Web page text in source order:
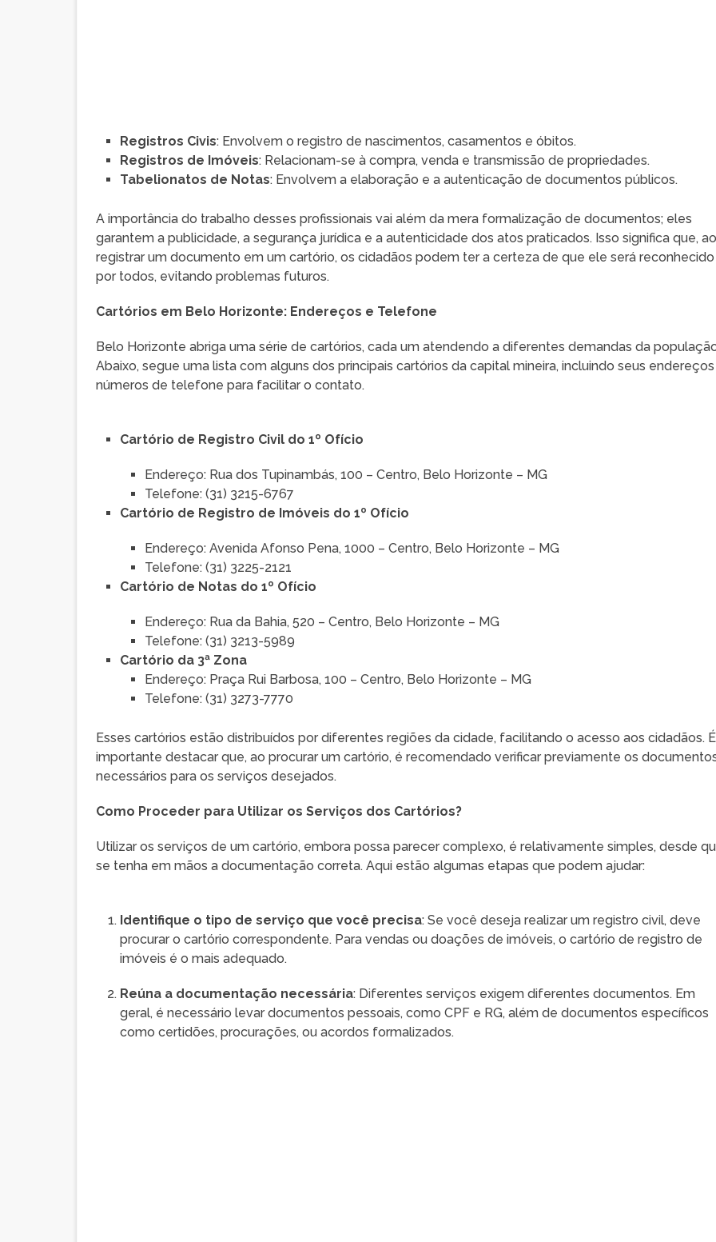
Registros Civis: Envolvem o registro de nascimentos, casamentos e óbitos.
Registros de Imóveis: Relacionam-se à compra, venda e transmissão de propriedades.
Tabelionatos de Notas: Envolvem a elaboração e a autenticação de documentos públicos.
A importância do trabalho desses profissionais vai além da mera formalização de documentos; eles
garantem a publicidade, a segurança jurídica e a autenticidade dos atos praticados. Isso significa que, ao
registrar um documento em um cartório, os cidadãos podem ter a certeza de que ele será reconhecido
por todos, evitando problemas futuros.
Cartórios em Belo Horizonte: Endereços e Telefone
Belo Horizonte abriga uma série de cartórios, cada um atendendo a diferentes demandas da
Abaixo, segue uma lista com alguns dos principais cartórios da capital mineira, incluindo seus
números de telefone para facilitar o contato.
Cartório de Registro Civil do 1º Ofício
Endereço: Rua dos Tupinambás, 100 – Centro, Belo Horizonte – MG
Telefone: (31) 3215-6767
Cartório de Registro de Imóveis do 1º Ofício
Endereço: Avenida Afonso Pena, 1000 – Centro, Belo Horizonte – MG
Telefone: (31) 3225-2121
Cartório de Notas do 1º Ofício
Endereço: Rua da Bahia, 520 – Centro, Belo Horizonte – MG
Telefone: (31) 3213-5989
Cartório da 3ª Zona
Endereço: Praça Rui Barbosa, 100 – Centro, Belo Horizonte – MG
Telefone: (31) 3273-7770
Esses cartórios estão distribuídos por diferentes regiões da cidade, facilitando o acesso aos cidadãos. É
importante destacar que, ao procurar um cartório, é recomendado verificar previamente os
necessários para os serviços desejados.
Como Proceder para Utilizar os Serviços dos Cartórios?
Utilizar os serviços de um cartório, embora possa parecer complexo, é relativamente simples, desde
se tenha em mãos a documentação correta. Aqui estão algumas etapas que podem ajudar:
Identifique o tipo de serviço que você precisa: Se você deseja realizar um registro civil, deve
procurar o cartório correspondente. Para vendas ou doações de imóveis, o cartório de registro de
imóveis é o mais adequado.
Reúna a documentação necessária: Diferentes serviços exigem diferentes documentos. Em
geral, é necessário levar documentos pessoais, como CPF e RG, além de documentos específicos
como certidões, procurações, ou acordos formalizados.